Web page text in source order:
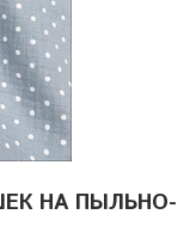
НА ПЫЛЬНО-